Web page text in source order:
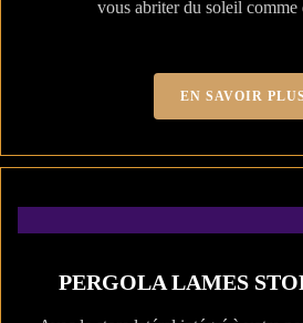
vous abriter du soleil comme
EN SAVOIR
PERGOLA LAMES